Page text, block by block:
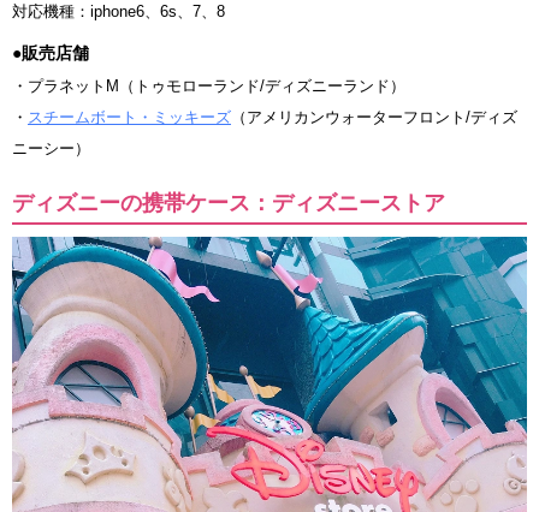
対応機種：iphone6、6s、7、8
●販売店舗
・プラネットM（トゥモローランド/ディズニーランド）
・ スチームボート・ミッキーズ （アメリカンウォーターフロント/ディズ
ニーシー）
ディズニーの携帯ケース：ディズニーストア